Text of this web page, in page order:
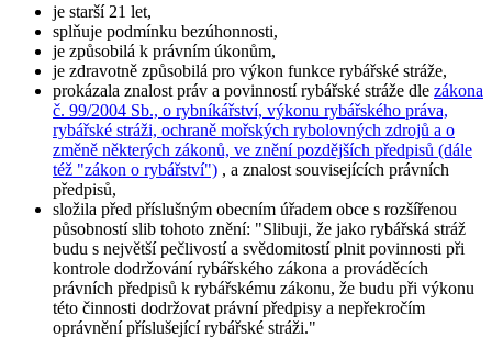
je starší 21 let,
splňuje podmínku bezúhonnosti,
je způsobilá k právním úkonům,
je zdravotně způsobilá pro výkon funkce rybářské stráže,
prokázala znalost práv a povinností rybářské stráže dle zákona
č. 99/2004 Sb., o rybníkářství, výkonu rybářského práva,
rybářské stráži, ochraně mořských rybolovných zdrojů a o
změně některých zákonů, ve znění pozdějších předpisů (dále
též "zákon o rybářství") , a znalost souvisejících právních
předpisů,
složila před příslušným obecním úřadem obce s rozšířenou
působností slib tohoto znění: "Slibuji, že jako rybářská stráž
budu s největší pečlivostí a svědomitostí plnit povinnosti při
kontrole dodržování rybářského zákona a prováděcích
právních předpisů k rybářskému zákonu, že budu při výkonu
této činnosti dodržovat právní předpisy a nepřekročím
oprávnění příslušející rybářské stráži."